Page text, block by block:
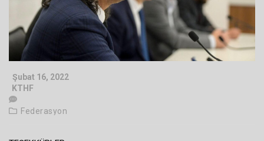
Şubat 16, 2022
KTHF
Federasyon